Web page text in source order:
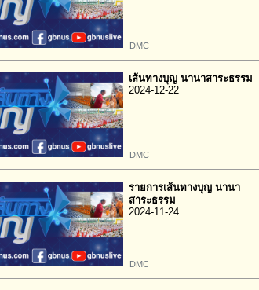
DMC
เส้นทางบุญ นานาสาระธรรม
2024-12-22
DMC
รายการเส้นทางบุญ นานา
สาระธรรม
2024-11-24
DMC